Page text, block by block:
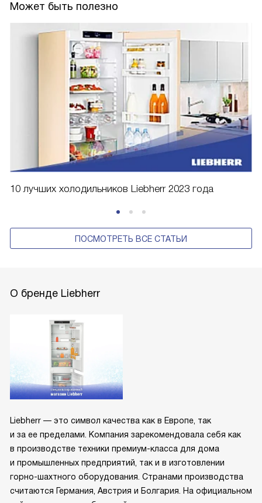
Может быть полезно
10 лучших холодильников Liebherr 2023 года
ПОСМОТРЕТЬ ВСЕ СТАТЬИ
О бренде Liebherr
Liebherr — это символ качества как в Европе, так
и за ее пределами. Компания зарекомендовала себя как
в производстве техники премиум-класса для дома
и промышленных предприятий, так и в изготовлении
горно-шахтного оборудования. Странами производства
считаются Германия, Австрия и Болгария. На официальном